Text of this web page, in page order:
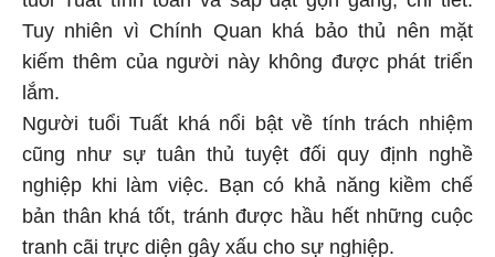
Tuy nhiên vì Chính Quan khá bảo thủ nên mặt
kiếm thêm của người này không được phát triển
lắm.
Người tuổi Tuất khá nổi bật về tính trách nhiệm
cũng như sự tuân thủ tuyệt đối quy định nghề
nghiệp khi làm việc. Bạn có khả năng kiềm chế
bản thân khá tốt, tránh được hầu hết những cuộc
tranh cãi trực diện gây xấu cho sự nghiệp.